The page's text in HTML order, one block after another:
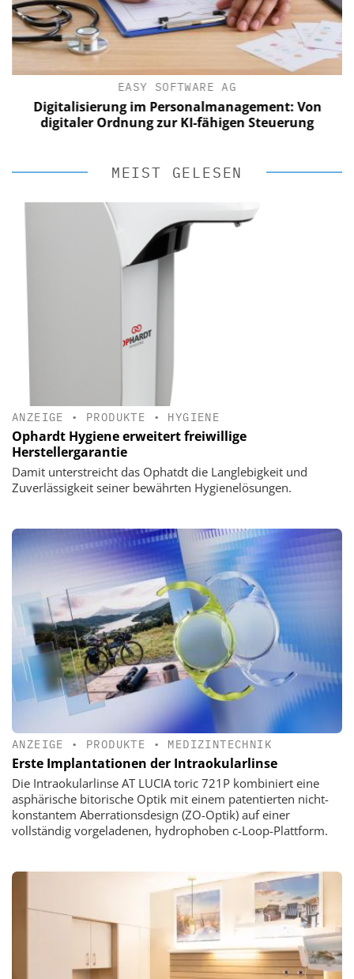
EASY SOFTWARE AG
Digitalisierung im Personalmanagement: Von
digitaler Ordnung zur KI-fähigen Steuerung
MEIST GELESEN
ANZEIGE • PRODUKTE • HYGIENE
Ophardt Hygiene erweitert freiwillige
Herstellergarantie
Damit unterstreicht das Ophatdt die Langlebigkeit und
Zuverlässigkeit seiner bewährten Hygienelösungen.
ANZEIGE • PRODUKTE • MEDIZINTECHNIK
Erste Implantationen der Intraokularlinse
Die Intraokularlinse AT LUCIA toric 721P kombiniert eine
asphärische bitorische Optik mit einem patentierten nicht-
konstantem Aberrationsdesign (ZO-Optik) auf einer
vollständig vorgeladenen, hydrophoben c-Loop-Plattform.